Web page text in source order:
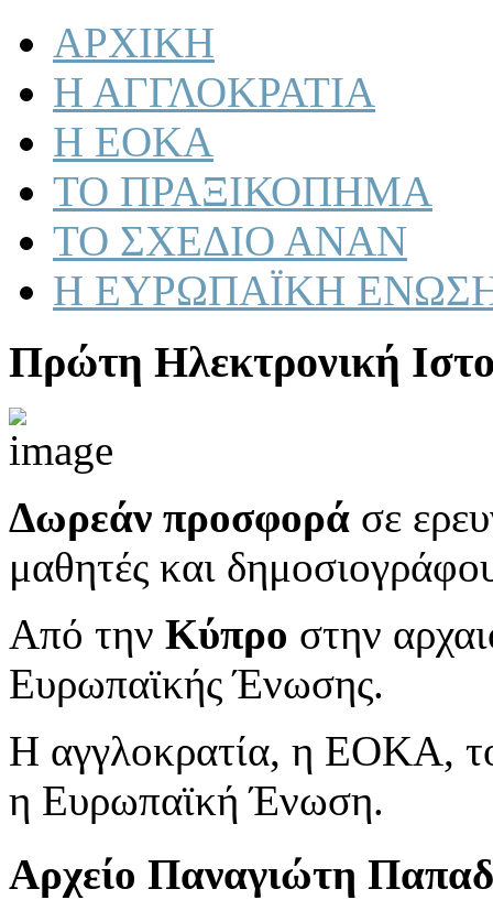
ΑΡΧΙΚΗ
Η ΑΓΓΛΟΚΡΑΤΙΑ
Η ΕΟΚΑ
ΤΟ ΠΡΑΞΙΚΟΠΗΜΑ
ΤΟ ΣΧΕΔΙΟ ΑΝΑΝ
Η ΕΥΡΩΠΑΪΚΗ
Πρώτη Ηλεκτρονική
Δωρεάν προσφορά σε
μαθητές και
Από την Κύπρο στην
Ευρωπαϊκής Ένωσης.
Η αγγλοκρατία, η ΕΟΚΑ,
η Ευρωπαϊκή Ένωση.
Αρχείο Παναγιώτη